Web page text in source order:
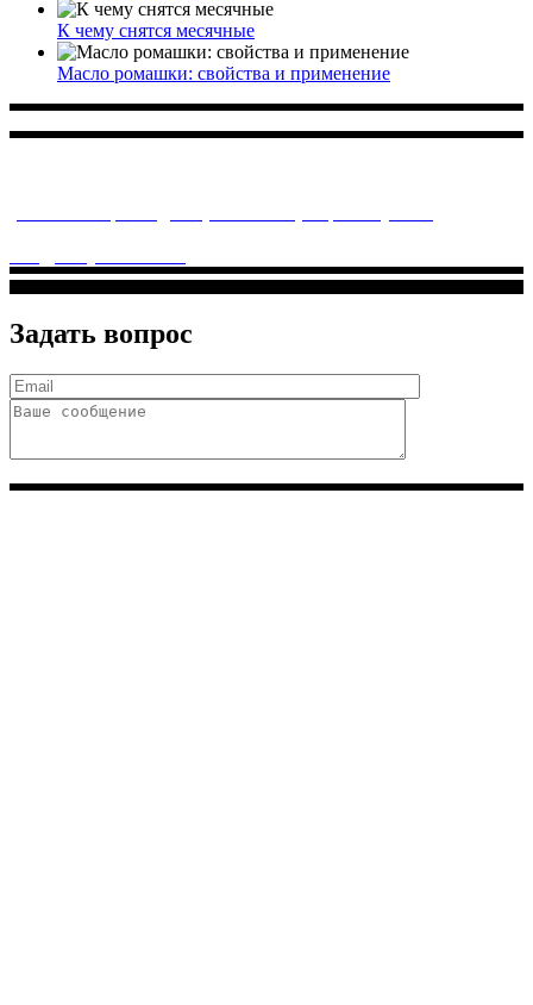
К чему снятся месячные
Масло ромашки: свойства и применение
Задать вопрос